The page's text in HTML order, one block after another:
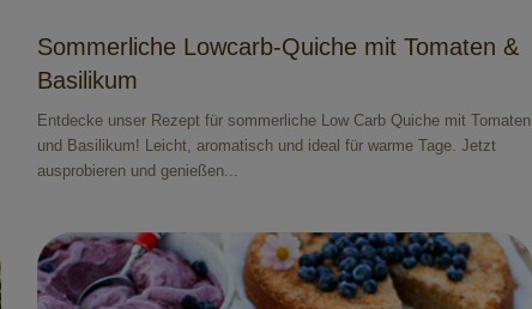
Sommerliche Lowcarb-Quiche mit Tomaten &
Basilikum
Entdecke unser Rezept für sommerliche Low Carb Quiche mit Tomaten
und Basilikum! Leicht, aromatisch und ideal für warme Tage. Jetzt
ausprobieren und genießen...